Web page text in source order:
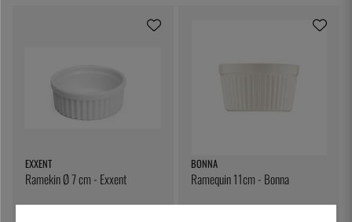
EXXENT
Ramekin Ø 7 cm - Exxent
BONNA
Ramequin 11cm - Bonna